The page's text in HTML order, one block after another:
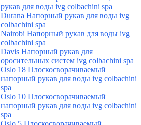
рукав для воды ivg colbachini spa
Durana Напорный рукав для воды ivg
colbachini spa
Nairobi Напорный рукав для воды ivg
colbachini spa
Davis Напорный рукав для
оросительных систем ivg colbachini spa
Oslo 18 Плоскосворачиваемый
напорный рукав для воды ivg colbachini
spa
Oslo 10 Плоскосворачиваемый
напорный рукав для воды ivg colbachini
spa